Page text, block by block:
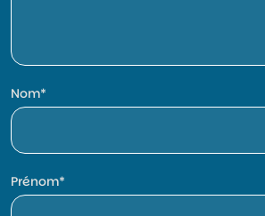
Nom
Prénom